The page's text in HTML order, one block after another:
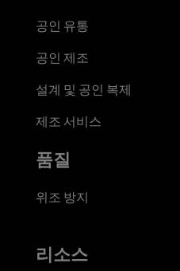
공인 유통
공인 제조
설계 및 공인 복제
제조 서비스
품질
위조 방지
리소스